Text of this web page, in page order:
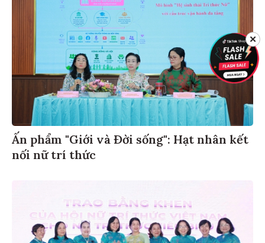
Ấn phẩm "Giới và Đời sống": Hạt nhân kết
nối nữ trí thức
✕